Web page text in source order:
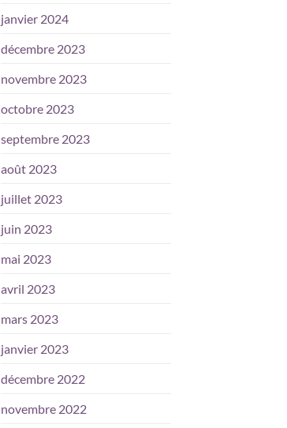
janvier 2024
décembre 2023
novembre 2023
octobre 2023
septembre 2023
août 2023
juillet 2023
juin 2023
mai 2023
avril 2023
mars 2023
janvier 2023
décembre 2022
novembre 2022